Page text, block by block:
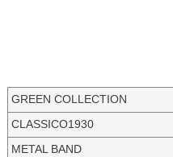
GREEN COLLECTION
CLASSICO1930
METAL BAND